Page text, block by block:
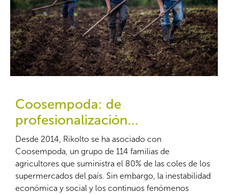
Coosempoda: de
profesionalización...
Desde 2014, Rikolto se ha asociado con
Coosempoda, un grupo de 114 familias de
agricultores que suministra el 80% de las coles de los
supermercados del país. Sin embargo, la inestabilidad
económica y social y los continuos fenómenos